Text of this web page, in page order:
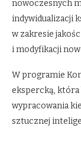
nowoczesnych
indywidualizacji
w zakresie
i modyfikacji
W programie
ekspercką, która
wypracowania
sztucznej